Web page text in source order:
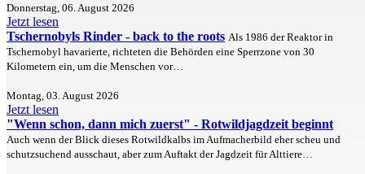
Donnerstag, 06. August 2026
Jetzt lesen
Tschernobyls Rinder - back to the roots Als 1986 der Reaktor in
Tschernobyl havarierte, richteten die Behörden eine Sperrzone von 30
Kilometern ein, um die Menschen vor…
Montag, 03. August 2026
Jetzt lesen
"Wenn schon, dann mich zuerst" - Rotwildjagdzeit beginnt
Auch wenn der Blick dieses Rotwildkalbs im Aufmacherbild eher scheu und
schutzsuchend ausschaut, aber zum Auftakt der Jagdzeit für Alttiere…